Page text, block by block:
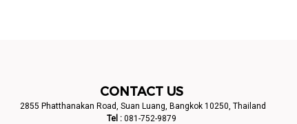
CONTACT US
2855 Phatthanakan Road, Suan Luang, Bangkok 10250, Thailand
Tel : 081-752-9879